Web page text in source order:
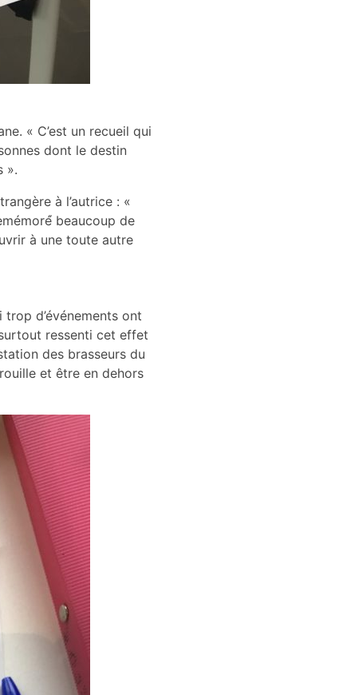
« C’est un recueil qui
dont le destin
».
à l’autrice : «
beaucoup de
à une toute autre
d’événements ont
ressenti cet effet
des brasseurs du
et être en dehors